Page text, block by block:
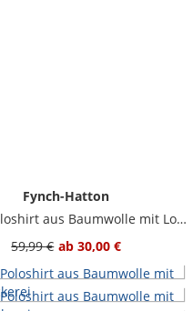
Fynch-Hatton
Piqué-Poloshirt aus Baumwolle mit Logo-Stickerei
59,99 € ab 30,00 €